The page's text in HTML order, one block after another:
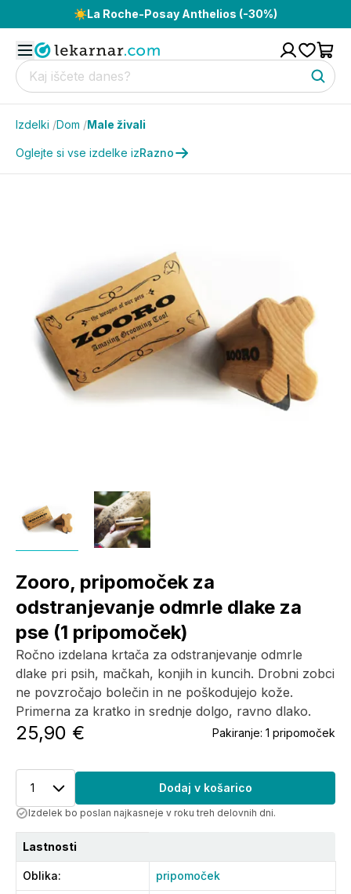
☀️La Roche-Posay Anthelios (-30%)
Izdelki /Dom /Male živali
Oglejte si vse izdelke izRazno
Zooro, pripomoček za
odstranjevanje odmrle dlake za
pse (1 pripomoček)
Ročno izdelana krtača za odstranjevanje odmrle
dlake pri psih, mačkah, konjih in kuncih. Drobni zobci
ne povzročajo bolečin in ne poškodujejo kože.
Primerna za kratko in srednje dolgo, ravno dlako.
25,90 € Pakiranje: 1 pripomoček
1 Dodaj v košarico
Izdelek bo poslan najkasneje v roku treh delovnih dni.
Lastnosti
Oblika: pripomoček